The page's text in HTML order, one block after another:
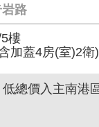
路
樓
加蓋4房(室)2衛)